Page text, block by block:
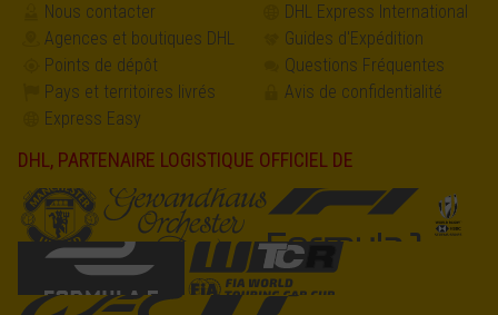
Nous contacter
Agences et boutiques DHL
Points de dépôt
Pays et territoires livrés
Express Easy
DHL Express International
Guides d'Expédition
Questions Fréquentes
Avis de confidentialité
DHL, PARTENAIRE LOGISTIQUE OFFICIEL DE